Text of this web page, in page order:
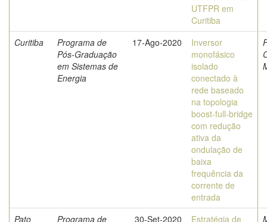
UTFPR em
Curitiba
Curitiba
Programa de
Pós-Graduação
em Sistemas de
Energia
17-Ago-2020
Inversor
monofásico
isolado
conectado à
rede baseado
na topologia
boost-full-bridge
com redução
ativa da
ondulação de
baixa
frequência da
corrente de
entrada
Pato
Programa de
30-Set-2020
Estratégia de